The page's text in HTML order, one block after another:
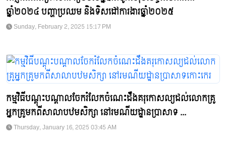
ឆ្នាំ២០២៤ បញ្ហាប្រឈម និងទិសដៅការងារឆ្នាំ២០២៥
Sunday, February 2, 2025 15:17 PM
កម្មវិធីបណ្តុះបណ្តាលចែករំលែកចំណេះដឹងគរុកោសល្យដល់លោកគ្រូ
អ្នកគ្រូមកពីសាលាបឋមសិក្សា នៅរមណីយដ្ឋានប្រាសាទ ...
Thursday, January 16, 2025 03:45 AM